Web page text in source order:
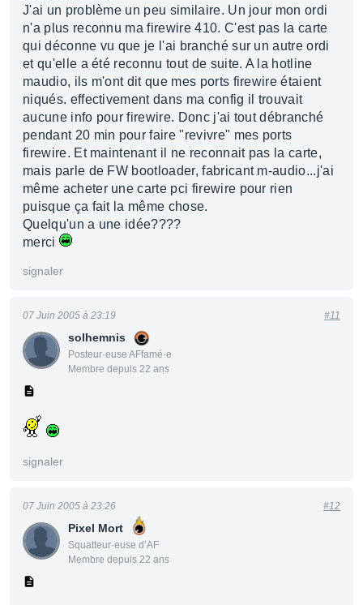
J'ai un problème un peu similaire. Un jour mon ordi
n'a plus reconnu ma firewire 410. C'est pas la carte
qui déconne vu que je l'ai branché sur un autre ordi
et qu'elle a été reconnu tout de suite. A la hotline
maudio, ils m'ont dit que mes ports firewire étaient
niqués. effectivement dans ma config il trouvait
aucune info pour firewire. Donc j'ai tout débranché
pendant 20 min pour faire "revivre" mes ports
firewire. Et maintenant il ne reconnait pas la carte,
mais parle de FW bootloader, fabricant m-audio...j'ai
même acheter une carte pci firewire pour rien
puisque ça fait la même chose.
Quelqu'un a une idée????
merci
signaler
solhemnis
Posteur·euse AFfamé·e
Membre depuis 22 ans
07 Juin 2005 à 23:19 #11
signaler
Pixel Mort
Squatteur·euse d’AF
Membre depuis 22 ans
07 Juin 2005 à 23:26 #12